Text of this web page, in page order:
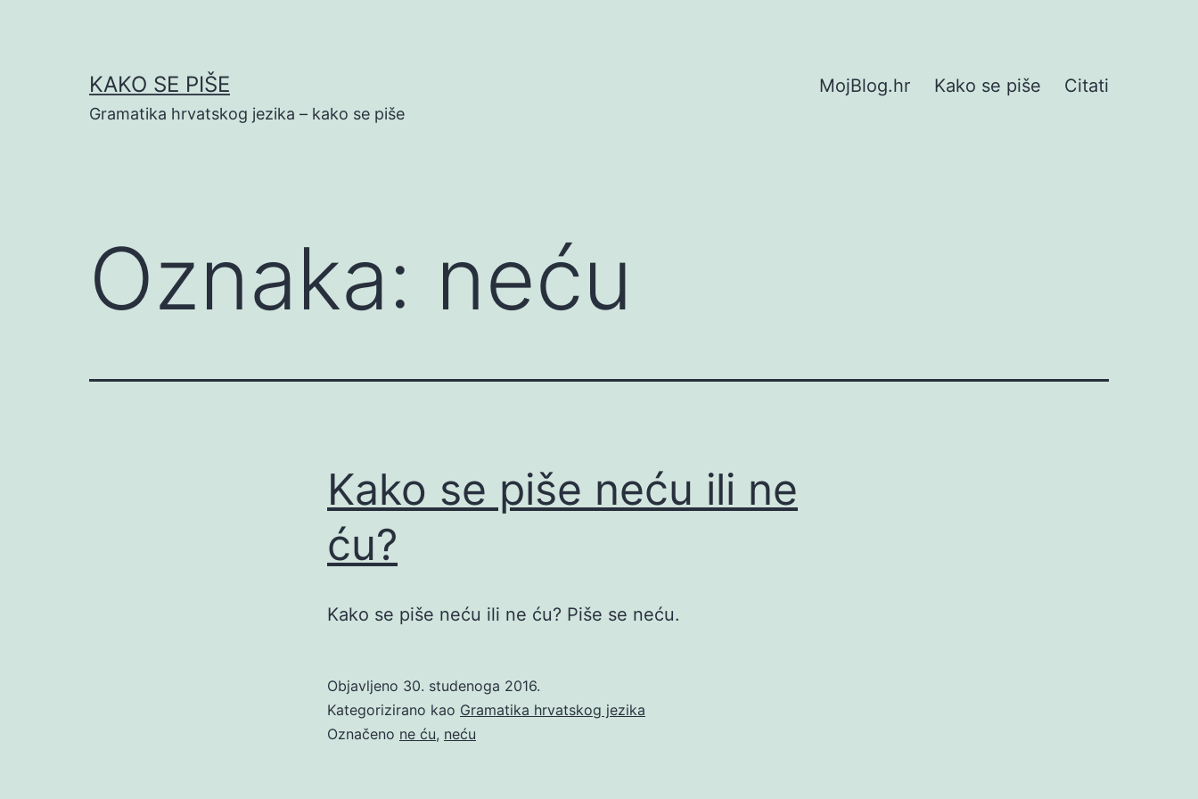
KAKO SE PIŠE
Gramatika hrvatskog jezika – kako se piše
MojBlog.hr Kako se piše Citati
Oznaka: neću
Kako se piše neću ili ne
ću?
Kako se piše neću ili ne ću? Piše se neću.
Objavljeno 30. studenoga 2016.
Kategorizirano kao Gramatika hrvatskog jezika
Označeno ne ću, neću